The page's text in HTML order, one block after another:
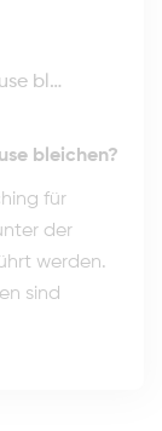
bleichen?
für
der
werden.
sind